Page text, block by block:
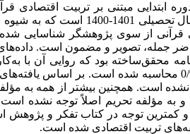
ابتدایی مبتنی بر تربیت اقتصادی
تحلیلی است. جامعه پژوهش ­کتابهای دوره
قرآنی از سوی پژوهشگر شناسایی
جمله، تصویر و مضمون است.
محقق­‌ساخته بود که روایی آن با
شده است و پایایی آن به روش فرمول پایه هولستی 0/95 محاسبه
است. همچنین بیشتر از همه به
مؤلفه تحریم اصلاً توجه نشده­
کمترین توجه در کتاب تفکر و پژوهش
تربیت اقتصادی شده است.